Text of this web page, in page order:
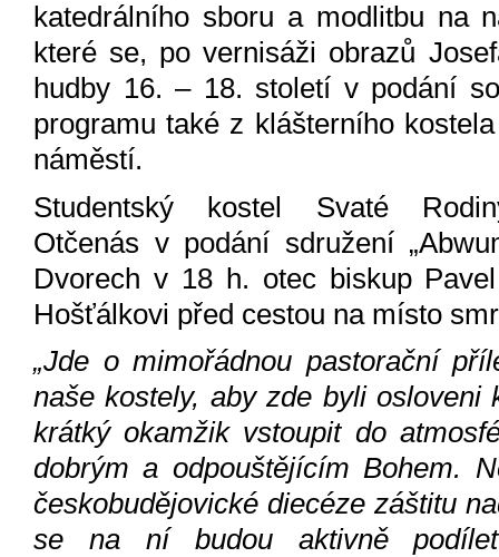
katedrálního sboru a modlitbu na
které se, po vernisáži obrazů
hudby 16. – 18. století v podání
programu také z klášterního
náměstí.
Studentský kostel Svaté
Otčenás v podání sdružení
Dvorech v 18 h. otec biskup
Hošťálkovi před cestou na místo
„Jde o mimořádnou pastorační
naše kostely, aby zde byli osloveni
krátký okamžik vstoupit do
dobrým a odpouštějícím Bohem.
českobudějovické diecéze záštitu
se na ní budou aktivně